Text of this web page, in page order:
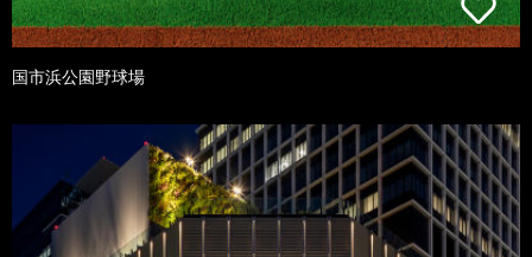
国市浜公園野球場